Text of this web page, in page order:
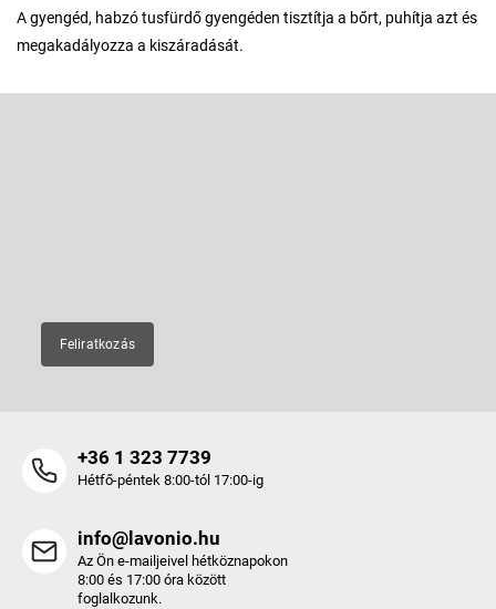
A gyengéd, habzó tusfürdő gyengéden tisztítja a bőrt, puhítja azt és
megakadályozza a kiszáradását.
Feliratkozás
+36 1 323 7739
Hétfő-péntek 8:00-tól 17:00-ig
info@lavonio.hu
Az Ön e-mailjeivel hétköznapokon
8:00 és 17:00 óra között
foglalkozunk.